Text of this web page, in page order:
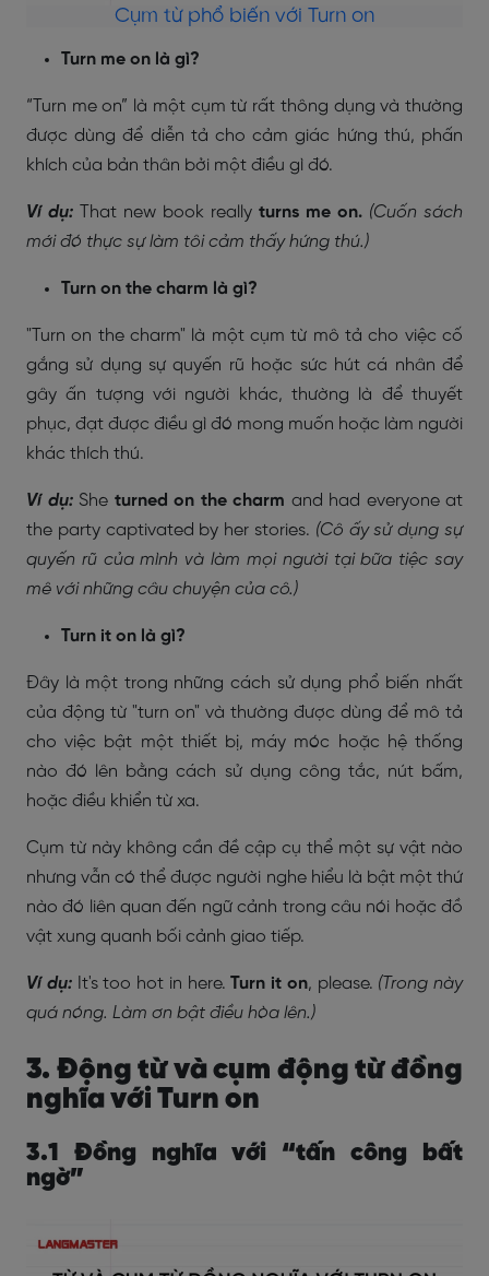
Cụm từ phổ biến với Turn on
Turn me on là gì?
“Turn me on” là một cụm từ rất thông dụng và thường
được dùng để diễn tả cho cảm giác hứng thú, phấn
khích của bản thân bởi một điều gì đó.
Ví dụ: That new book really turns me on. (Cuốn sách
mới đó thực sự làm tôi cảm thấy hứng thú.)
Turn on the charm là gì?
"Turn on the charm" là một cụm từ mô tả cho việc cố
gắng sử dụng sự quyến rũ hoặc sức hút cá nhân để
gây ấn tượng với người khác, thường là để thuyết
phục, đạt được điều gì đó mong muốn hoặc làm người
khác thích thú.
Ví dụ:She turned on the charm and had everyone at
the party captivated by her stories. (Cô ấy sử dụng sự
quyến rũ của mình và làm mọi người tại bữa tiệc say
mê với những câu chuyện của cô.)
Turn it on là gì?
Đây là một trong những cách sử dụng phổ biến nhất
của động từ "turn on" và thường được dùng để mô tả
cho việc bật một thiết bị, máy móc hoặc hệ thống
nào đó lên bằng cách sử dụng công tắc, nút bấm,
hoặc điều khiển từ xa.
Cụm từ này không cần đề cập cụ thể một sự vật nào
nhưng vẫn có thể được người nghe hiểu là bật một thứ
nào đó liên quan đến ngữ cảnh trong câu nói hoặc đồ
vật xung quanh bối cảnh giao tiếp.
Ví dụ:It's too hot in here.Turn it on, please. (Trong này
quá nóng. Làm ơn bật điều hòa lên.)
3. Động từ và cụm động từ đồng
nghĩa với Turn on
3.1 Đồng nghĩa với “tấn công bất
ngờ”